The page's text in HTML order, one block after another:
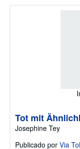
Tot mit
Josephine Tey
Publicado por Via